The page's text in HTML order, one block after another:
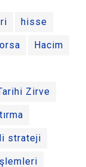
hisse
Hacim
Zirve
strateji